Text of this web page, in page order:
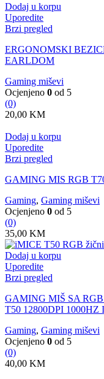
Dodaj u korpu
Uporedite
Brzi pregled
ERGONOMSKI
EARLDOM
Gaming miševi
Ocjenjeno 0 od 5
(0)
20,00 KM
Dodaj u korpu
Uporedite
Brzi pregled
GAMING MIS RGB
Gaming, Gaming miševi
Ocjenjeno 0 od 5
(0)
35,00 KM
Dodaj u korpu
Uporedite
Brzi pregled
GAMING MIŠ SA
T50 12800DPI
Gaming, Gaming miševi
Ocjenjeno 0 od 5
(0)
40,00 KM